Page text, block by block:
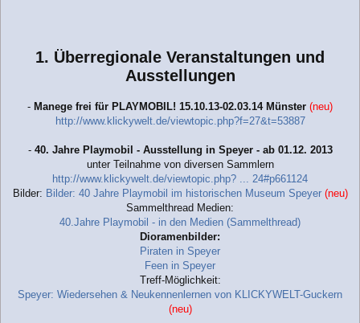
1. Überregionale Veranstaltungen und
Ausstellungen
- Manege frei für PLAYMOBIL! 15.10.13-02.03.14 Münster (neu)
http://www.klickywelt.de/viewtopic.php?f=27&t=53887
- 40. Jahre Playmobil - Ausstellung in Speyer - ab 01.12. 2013
unter Teilnahme von diversen Sammlern
http://www.klickywelt.de/viewtopic.php? ... 24#p661124
Bilder: Bilder: 40 Jahre Playmobil im historischen Museum Speyer (neu)
Sammelthread Medien:
40.Jahre Playmobil - in den Medien (Sammelthread)
Dioramenbilder:
Piraten in Speyer
Feen in Speyer
Treff-Möglichkeit:
Speyer: Wiedersehen & Neukennenlernen von KLICKYWELT-Guckern
(neu)